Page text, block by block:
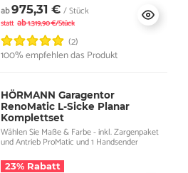
ab975,31 € / Stück
statt ab1.319,90 €/Stück
(2)
100% empfehlen das Produkt
HÖRMANN Garagentor
RenoMatic L-Sicke Planar
Komplettset
Wählen Sie Maße & Farbe - inkl. Zargenpaket
und Antrieb ProMatic und 1 Handsender
23% Rabatt